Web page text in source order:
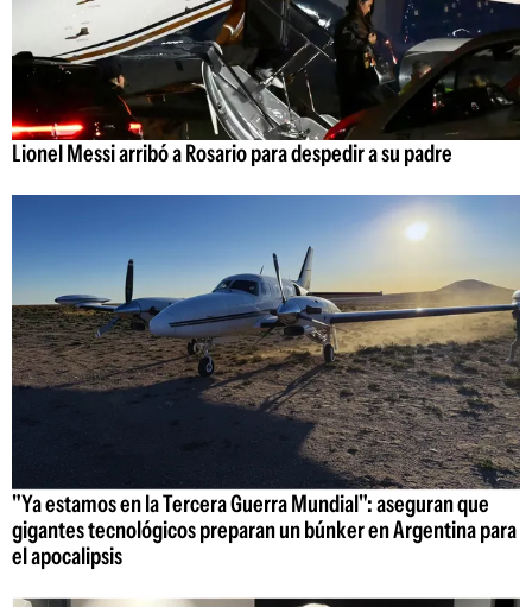
Lionel Messi arribó a Rosario para despedir a su padre
"Ya estamos en la Tercera Guerra Mundial": aseguran que
gigantes tecnológicos preparan un búnker en Argentina para
el apocalipsis